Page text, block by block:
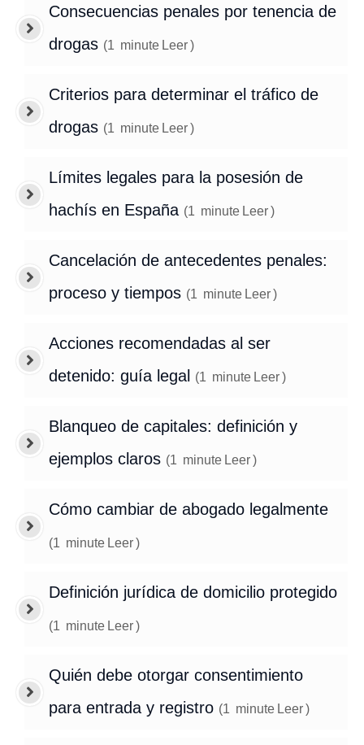
Consecuencias penales por tenencia de
drogas (1 minute Leer)
Criterios para determinar el tráfico de
drogas (1 minute Leer)
Límites legales para la posesión de
hachís en España (1 minute Leer)
Cancelación de antecedentes penales:
proceso y tiempos (1 minute Leer)
Acciones recomendadas al ser
detenido: guía legal
(1 minute Leer)
Blanqueo de capitales: definición y
ejemplos claros (1 minute Leer)
Cómo cambiar de abogado legalmente
(1 minute Leer)
Definición jurídica de domicilio protegido
(1 minute Leer)
Quién debe otorgar consentimiento
para entrada y registro (1 minute Leer)